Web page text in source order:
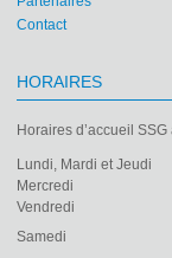
Contact
HORAIRES
Horaires d’accueil
Lundi, Mardi et Jeudi
Mercredi
Vendredi
Samedi